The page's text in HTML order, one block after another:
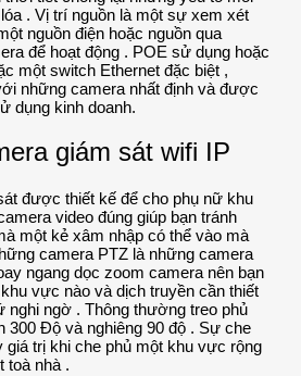
. Vị trí nguồn là một sự xem xét
nguồn điện hoặc nguồn qua
để hoạt động . POE sử dụng hoặc
một switch Ethernet đặc biệt ,
những camera nhất định và được
dụng kinh doanh.
giám sát wifi IP
được thiết kế để cho phụ nữ khu
video đúng giúp bạn tránh
một kẻ xâm nhập có thể vào mà
camera PTZ là những camera
ngang dọc zoom camera nên bạn
vực nào và dịch truyền cần thiết
nghi ngờ . Thông thường treo phủ
300 Độ và nghiêng 90 độ . Sự che
trị khi che phủ một khu vực rộng
toà nhà .